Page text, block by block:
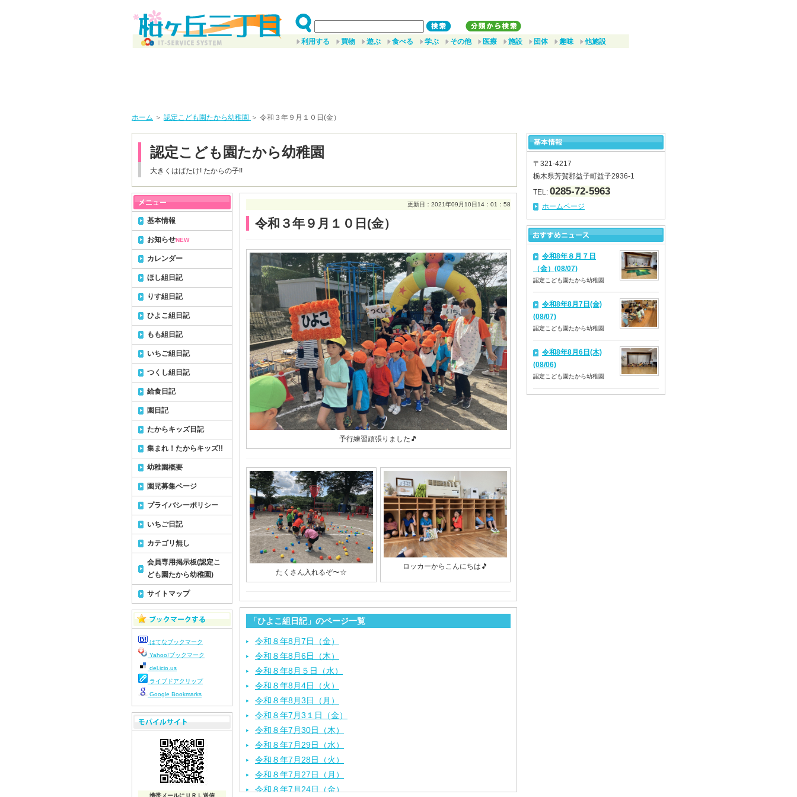
利用する 買物 遊ぶ 食べる 学ぶ その他 医療 施設 団体 趣味 他施設
ホーム ＞ 認定こども園たから幼稚園 ＞ 令和３年９月１０日(金）
認定こども園たから幼稚園
大きくはばたけ! たからの子!!
更新日：2021年09月10日14：01：58
令和３年９月１０日(金）
予行練習頑張りました🎵
たくさん入れるぞ〜☆
ロッカーからこんにちは🎵
「ひよこ組日記」のページ一覧
令和８年8月7日（金）
令和８年8月6日（木）
令和８年8月５日（水）
令和８年8月4日（火）
令和８年8月3日（月）
令和８年7月3１日（金）
令和８年7月30日（木）
令和８年7月29日（水）
令和８年7月28日（火）
令和８年7月27日（月）
令和８年7月24日（金）
基本情報
お知らせNEW
カレンダー
ほし組日記
りす組日記
ひよこ組日記
もも組日記
いちご組日記
つくし組日記
給食日記
園日記
たからキッズ日記
集まれ！たからキッズ!!
幼稚園概要
園児募集ページ
プライバシーポリシー
いちご日記
カテゴリ無し
会員専用掲示板(認定こ
ども園たから幼稚園)
サイトマップ
はてなブックマーク
Yahoo!ブックマーク
del.icio.us
ライブドアクリップ
Google Bookmarks
携帯メールにＵＲＬ送信
〒321-4217
栃木県芳賀郡益子町益子2936-1
TEL: 0285-72-5963
ホームページ
令和8年８月７日
（金）(08/07)
認定こども園たから幼稚園
令和8年8月7日(金)
(08/07)
認定こども園たから幼稚園
令和8年8月6日(木)
(08/06)
認定こども園たから幼稚園